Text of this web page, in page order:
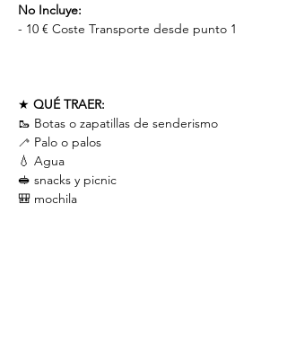
No Incluye:
- 10 € Coste Transporte desde punto 1
★ QUÉ TRAER:
🥾 Botas o zapatillas de senderismo
🦯 Palo o palos
💧 Agua
🥪 snacks y picnic
🎒 mochila